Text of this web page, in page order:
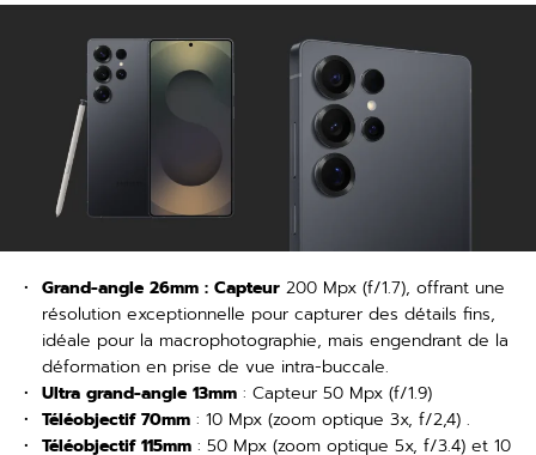
Grand-angle 26mm : Capteur 200 Mpx (f/1.7), offrant une
résolution exceptionnelle pour capturer des détails fins,
idéale pour la macrophotographie, mais engendrant de la
déformation en prise de vue intra-buccale.
Ultra grand-angle 13mm : Capteur 50 Mpx (f/1.9)
Téléobjectif 70mm : 10 Mpx (zoom optique 3x, f/2,4) .
Téléobjectif 115mm : 50 Mpx (zoom optique 5x, f/3.4) et 10